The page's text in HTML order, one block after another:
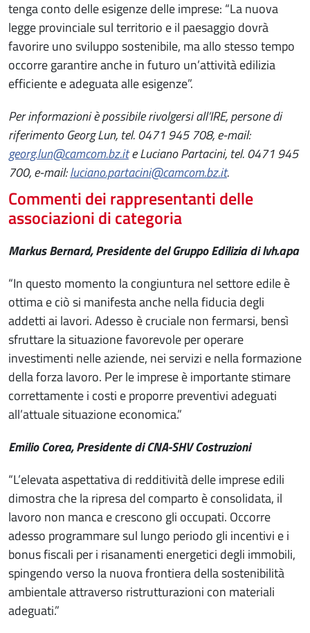
tenga conto delle esigenze delle imprese: “La nuova
legge provinciale sul territorio e il paesaggio dovrà
favorire uno sviluppo sostenibile, ma allo stesso tempo
occorre garantire anche in futuro un’attività edilizia
efficiente e adeguata alle esigenze”.
Per informazioni è possibile rivolgersi all’IRE, persone di
riferimento Georg Lun, tel. 0471 945 708, e-mail:
georg.lun@camcom.bz.ite Luciano Partacini, tel. 0471 945
700, e-mail:luciano.partacini@camcom.bz.it.
Commenti dei rappresentanti delle
associazioni di categoria
Markus Bernard, Presidente del Gruppo Edilizia di lvh.apa
“In questo momento la congiuntura nel settore edile è
ottima e ciò si manifesta anche nella fiducia degli
addetti ai lavori. Adesso è cruciale non fermarsi, bensì
sfruttare la situazione favorevole per operare
investimenti nelle aziende, nei servizi e nella formazione
della forza lavoro. Per le imprese è importante stimare
correttamente i costi e proporre preventivi adeguati
all’attuale situazione economica.”
Emilio Corea, Presidente di CNA-SHV Costruzioni
“L’elevata aspettativa di redditività delle imprese edili
dimostra che la ripresa del comparto è consolidata, il
lavoro non manca e crescono gli occupati. Occorre
adesso programmare sul lungo periodo gli incentivi e i
bonus fiscali per i risanamenti energetici degli immobili,
spingendo verso la nuova frontiera della sostenibilità
ambientale attraverso ristrutturazioni con materiali
adeguati.”